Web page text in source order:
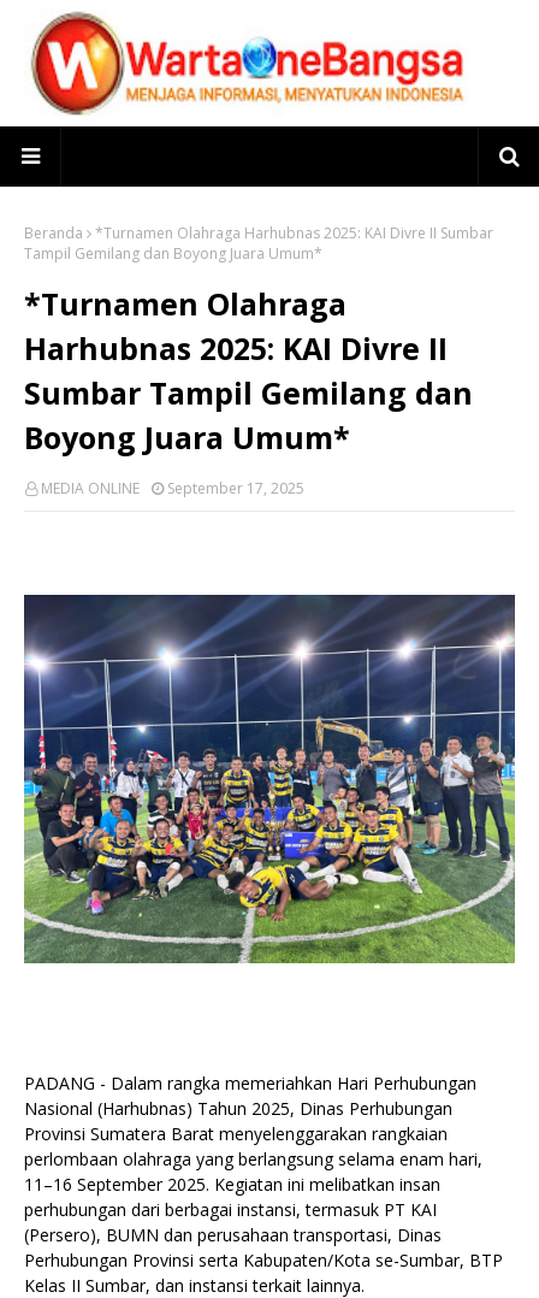
Beranda
*Turnamen Olahraga Harhubnas 2025: KAI Divre II Sumbar
Tampil Gemilang dan Boyong Juara Umum*
*Turnamen Olahraga
Harhubnas 2025: KAI Divre II
Sumbar Tampil Gemilang dan
Boyong Juara Umum*
MEDIA ONLINE September 17, 2025
PADANG - Dalam rangka memeriahkan Hari Perhubungan
Nasional (Harhubnas) Tahun 2025, Dinas Perhubungan
Provinsi Sumatera Barat menyelenggarakan rangkaian
perlombaan olahraga yang berlangsung selama enam hari,
11–16 September 2025. Kegiatan ini melibatkan insan
perhubungan dari berbagai instansi, termasuk PT KAI
(Persero), BUMN dan perusahaan transportasi, Dinas
Perhubungan Provinsi serta Kabupaten/Kota se-Sumbar, BTP
Kelas II Sumbar, dan instansi terkait lainnya.